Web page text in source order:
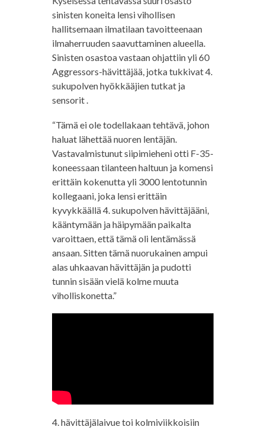
sinisten koneita lensi vihollisen
hallitsemaan ilmatilaan tavoitteenaan
ilmaherruuden saavuttaminen alueella.
Sinisten osastoa vastaan ohjattiin yli 60
Aggressors-hävittäjää, jotka tukkivat 4.
sukupolven hyökkääjien tutkat ja
sensorit .
“Tämä ei ole todellakaan tehtävä, johon
haluat lähettää nuoren lentäjän.
Vastavalmistunut siipimieheni otti F-35-
koneessaan tilanteen haltuun ja komensi
erittäin kokenutta yli 3000 lentotunnin
kollegaani, joka lensi erittäin
kyvykkäällä 4. sukupolven hävittäjääni,
kääntymään ja häipymään paikalta
varoittaen, että tämä oli lentämässä
ansaan. Sitten tämä nuorukainen ampui
alas uhkaavan hävittäjän ja pudotti
tunnin sisään vielä kolme muuta
viholliskonetta.”
4. hävittäjälaivue toi kolmiviikkoisiin